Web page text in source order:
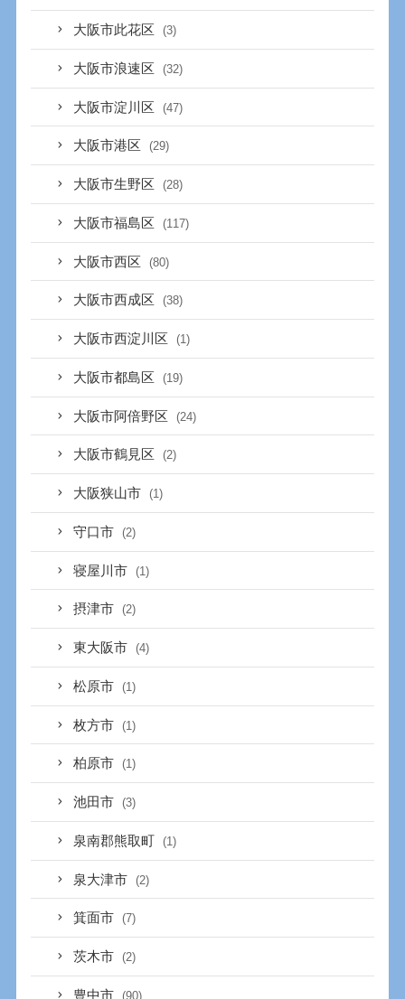
大阪市此花区 (3)
大阪市浪速区 (32)
大阪市淀川区 (47)
大阪市港区 (29)
大阪市生野区 (28)
大阪市福島区 (117)
大阪市西区 (80)
大阪市西成区 (38)
大阪市西淀川区 (1)
大阪市都島区 (19)
大阪市阿倍野区 (24)
大阪市鶴見区 (2)
大阪狭山市 (1)
守口市 (2)
寝屋川市 (1)
摂津市 (2)
東大阪市 (4)
松原市 (1)
枚方市 (1)
柏原市 (1)
池田市 (3)
泉南郡熊取町 (1)
泉大津市 (2)
箕面市 (7)
茨木市 (2)
豊中市 (90)